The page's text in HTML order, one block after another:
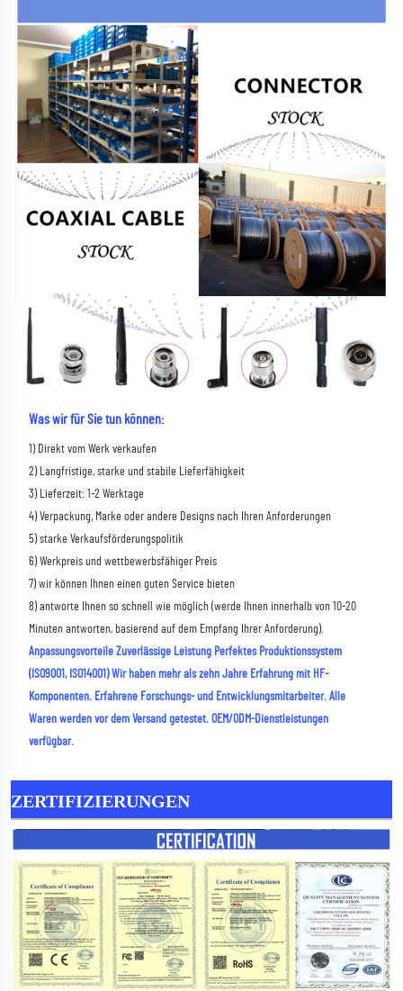
Was wir für Sie tun können:
1) Direkt vom Werk verkaufen
2) Langfristige, starke und stabile Lieferfähigkeit
3) Lieferzeit: 1-2 Werktage
4) Verpackung, Marke oder andere Designs nach Ihren Anforderungen
5) starke Verkaufsförderungspolitik
6) Werkpreis und wettbewerbsfähiger Preis
7) wir können Ihnen einen guten Service bieten
8) antworte Ihnen so schnell wie möglich (werde Ihnen innerhalb von 10-20
Minuten antworten, basierend auf dem Empfang Ihrer Anforderung).
Anpassungsvorteile Zuverlässige Leistung Perfektes Produktionssystem
(ISO9001, ISO14001) Wir haben mehr als zehn Jahre Erfahrung mit HF-
Komponenten. Erfahrene Forschungs- und Entwicklungsmitarbeiter. Alle
Waren werden vor dem Versand getestet. OEM/ODM-Dienstleistungen
verfügbar.
ZERTIFIZIERUNGEN